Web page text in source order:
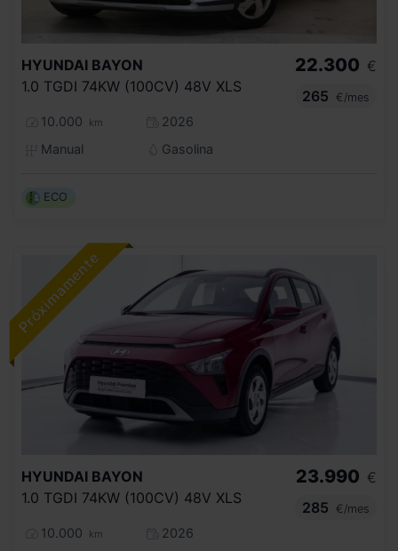
HYUNDAI BAYON
1.0 TGDI 74KW (100CV) 48V XLS
10.000 km
2026
Manual
Gasolina
22.300 €
265
€/mes
ECO
HYUNDAI BAYON
1.0 TGDI 74KW (100CV) 48V XLS
10.000 km
2026
23.990 €
285
€/mes